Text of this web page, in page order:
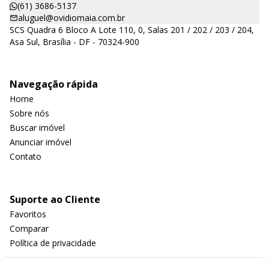
(61) 3686-5137
aluguel@ovidiomaia.com.br
SCS Quadra 6 Bloco A Lote 110, 0, Salas 201 / 202 / 203 / 204,
Asa Sul, Brasília - DF - 70324-900
Navegação rápida
Home
Sobre nós
Buscar imóvel
Anunciar imóvel
Contato
Suporte ao Cliente
Favoritos
Comparar
Política de privacidade